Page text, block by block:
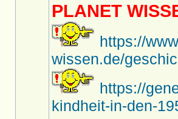
PLANET
https://
wissen.de/
https://
kindheit-in-den-